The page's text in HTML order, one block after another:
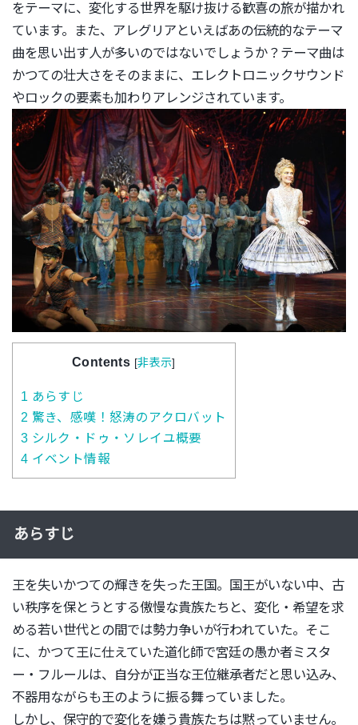
をテーマに、 変化する世界を駆け抜ける歓喜の旅が描かれ
ています。また、 アレグリアといえばあの伝統的なテーマ
曲を思い出す人が多いのではないでしょうか？テーマ曲は
かつての壮大さをそのままに、 エレクトロニックサウンド
やロックの要素も加わりアレンジされています。
Contents [非表示]
1 あらすじ
2 驚き、感嘆！怒涛のアクロバット
3 シルク・ドゥ・ソレイユ概要
4 イベント情報
あらすじ
王を失いかつての輝きを失った王国。国王がいない中、 古
い秩序を保とうとする傲慢な貴族たちと、変化・ 希望を求
める若い世代との間では勢力争いが行われていた。 そこ
に、かつて王に仕えていた道化師で宮廷の愚か者ミスタ
ー・ フルールは、自分が正当な王位継承者だと思い込み、
不器用ながらも王のように振る舞っていました。
しかし、保守的で変化を嫌う貴族たちは黙っていません。